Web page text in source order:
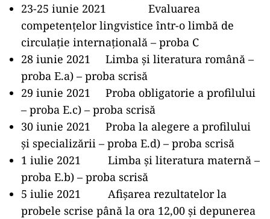
23-25 iunie 2021 Evaluarea
competențelor lingvistice într-o limbă de
circulație internațională – proba C
28 iunie 2021 Limba și literatura română –
proba E.a) – proba scrisă
29 iunie 2021 Proba obligatorie a profilului
– proba E.c) – proba scrisă
30 iunie 2021 Proba la alegere a profilului
și specializării – proba E.d) – proba scrisă
1 iulie 2021 Limba și literatura maternă –
proba E.b) – proba scrisă
5 iulie 2021 Afișarea rezultatelor la
probele scrise până la ora 12,00 și depunerea